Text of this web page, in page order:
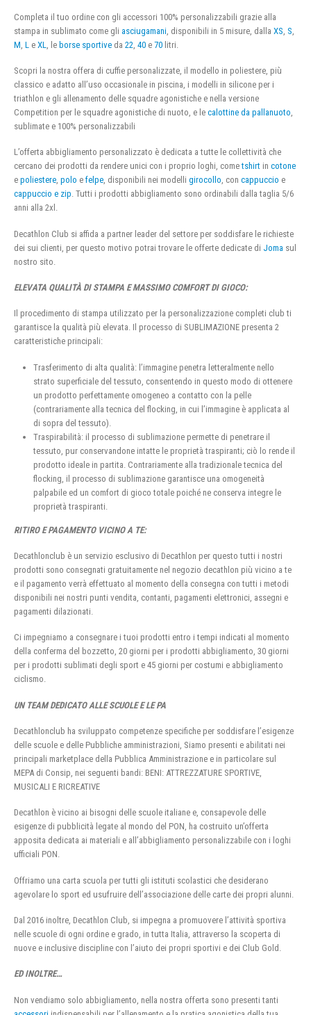
Completa il tuo ordine con gli accessori 100% personalizzabili grazie alla
stampa in sublimato come gli asciugamani , disponibili in 5 misure, dalla XS S
M L e XL , le borse sportive da 22 40 e 70 litri.
Scopri la nostra offera di cuffie personalizzate, il modello in poliestere, più
classico e adatto all’uso occasionale in piscina, i modelli in silicone per i
triathlon e gli allenamento delle squadre agonistiche e nella versione
Competition per le squadre agonistiche di nuoto, e le calottine da pallanuoto,
sublimate e 100% personalizzabili
L’offerta abbigliamento personalizzato è dedicata a tutte le collettività che
cercano dei prodotti da rendere unici con i proprio loghi, cometshirt in cotone
e poliestere, polo e felpe, disponibili nei modelli girocollo, con cappuccio e
cappuccio e zip. Tutti i prodotti abbigliamento sono ordinabili dalla taglia 5/6
anni alla 2xl.
Decathlon Club si affida a partner leader del settore per soddisfare le richieste
dei sui clienti, per questo motivo potrai trovare le offerte dedicate di Joma sul
nostro sito.
ELEVATA QUALITÀ DI STAMPA E MASSIMO COMFORT DI GIOCO:
Il procedimento di stampa utilizzato per la personalizzazione completi club ti
garantisce la qualità più elevata. Il processo di SUBLIMAZIONE presenta 2
caratteristiche principali:
Trasferimento di alta qualità: l’immagine penetra letteralmente nello
strato superficiale del tessuto, consentendo in questo modo di ottenere
un prodotto perfettamente omogeneo a contatto con la pelle
(contrariamente alla tecnica del flocking, in cui l’immagine è applicata al
di sopra del tessuto).
Traspirabilità: il processo di sublimazione permette di penetrare il
tessuto, pur conservandone intatte le proprietà traspiranti; ciò lo rende il
prodotto ideale in partita. Contrariamente alla tradizionale tecnica del
flocking, il processo di sublimazione garantisce una omogeneità
palpabile ed un comfort di gioco totale poiché ne conserva integre le
proprietà traspiranti.
RITIRO E PAGAMENTO VICINO A TE:
Decathlonclub è un servizio esclusivo di Decathlon per questo tutti i nostri
prodotti sono consegnati gratuitamente nel negozio decathlon più vicino a te
e il pagamento verrà effettuato al momento della consegna con tutti i metodi
disponibili nei nostri punti vendita, contanti, pagamenti elettronici, assegni e
pagamenti dilazionati.
Ci impegniamo a consegnare i tuoi prodotti entro i tempi indicati al momento
della conferma del bozzetto, 20 giorni per i prodotti abbigliamento, 30 giorni
per i prodotti sublimati degli sport e 45 giorni per costumi e abbigliamento
ciclismo.
UN TEAM DEDICATO ALLE SCUOLE E LE PA
Decathlonclub ha sviluppato competenze specifiche per soddisfare l’esigenze
delle scuole e delle Pubbliche amministrazioni, Siamo presenti e abilitati nei
principali marketplace della Pubblica Amministrazione e in particolare sul
MEPA di Consip, nei seguenti bandi: BENI: ATTREZZATURE SPORTIVE,
MUSICALI E RICREATIVE
Decathlon è vicino ai bisogni delle scuole italiane e, consapevole delle
esigenze di pubblicità legate al mondo del PON, ha costruito un’offerta
apposita dedicata ai materiali e all’abbigliamento personalizzabile con i loghi
ufficiali PON.
Offriamo una carta scuola per tutti gli istituti scolastici che desiderano
agevolare lo sport ed usufruire dell’associazione delle carte dei propri alunni.
Dal 2016 inoltre, Decathlon Club, si impegna a promuovere l’attività sportiva
nelle scuole di ogni ordine e grado, in tutta Italia, attraverso la scoperta di
nuove e inclusive discipline con l’aiuto dei propri sportivi e dei Club Gold.
ED INOLTRE…
Non vendiamo solo abbigliamento, nella nostra offerta sono presenti tanti